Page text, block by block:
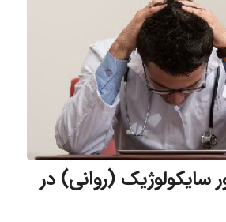
سایکولوژیک (روانی) در